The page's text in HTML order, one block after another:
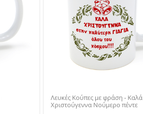
Λευκές Κούπες με φράση - Καλά
Χριστούγεννα Νούμερο πέντε